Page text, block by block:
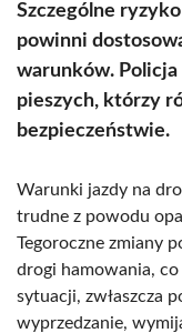
Szczególne
powinni
warunków.
pieszych, którzy
bezpieczeństwie.
Warunki jazdy na
trudne z powodu
Tegoroczne zmiany
drogi hamowania,
sytuacji, zwłaszcza
wyprzedzanie,